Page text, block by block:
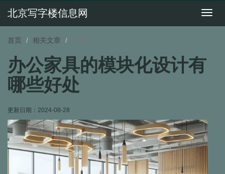
切
北京写字楼信息网
首页 相关文章
办公家具的模块化设计有
哪些好处
更新日期：2024-08-28